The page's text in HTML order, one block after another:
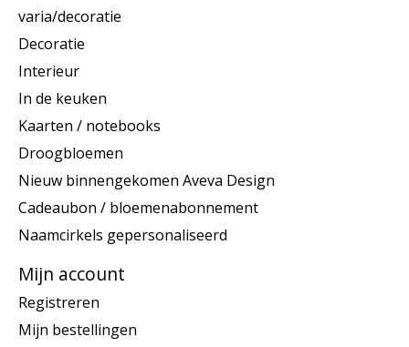
varia/decoratie
Decoratie
Interieur
In de keuken
Kaarten / notebooks
Droogbloemen
Nieuw binnengekomen Aveva Design
Cadeaubon / bloemenabonnement
Naamcirkels gepersonaliseerd
Mijn account
Registreren
Mijn bestellingen